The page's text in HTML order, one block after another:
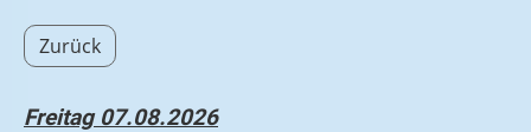
Zurück
Freitag 07.08.2026